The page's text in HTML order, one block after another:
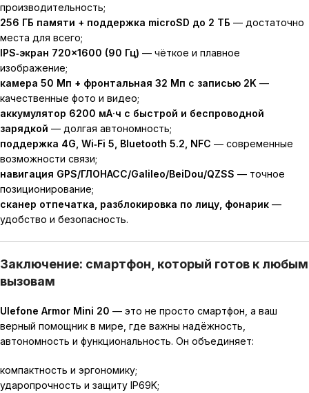
производительность;
256 ГБ памяти + поддержка microSD до 2 ТБ — достаточно
места для всего;
IPS‑экран 720×1600 (90 Гц) — чёткое и плавное
изображение;
камера 50 Мп + фронтальная 32 Мп с записью 2K —
качественные фото и видео;
аккумулятор 6200 мА·ч с быстрой и беспроводной
зарядкой — долгая автономность;
поддержка 4G, Wi‑Fi 5, Bluetooth 5.2, NFC — современные
возможности связи;
навигация GPS/ГЛОНАСС/Galileo/BeiDou/QZSS — точное
позиционирование;
сканер отпечатка, разблокировка по лицу, фонарик —
удобство и безопасность.
Заключение: смартфон, который готов к любым
вызовам
Ulefone Armor Mini 20 — это не просто смартфон, а ваш
верный помощник в мире, где важны надёжность,
автономность и функциональность. Он объединяет:
компактность и эргономику;
ударопрочность и защиту IP69K;